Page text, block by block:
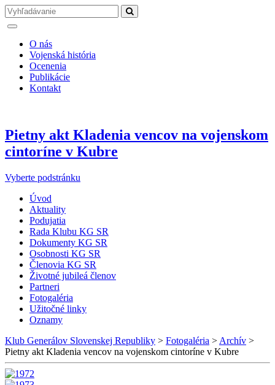
O nás
Vojenská história
Ocenenia
Publikácie
Kontakt
Pietny akt Kladenia vencov na vojenskom
cintoríne v Kubre
Vyberte podstránku
Úvod
Aktuality
Podujatia
Rada Klubu KG SR
Dokumenty KG SR
Osobnosti KG SR
Členovia KG SR
Životné jubileá členov
Partneri
Fotogaléria
Užitočné linky
Oznamy
Klub Generálov Slovenskej Republiky > Fotogaléria > Archív >
Pietny akt Kladenia vencov na vojenskom cintoríne v Kubre